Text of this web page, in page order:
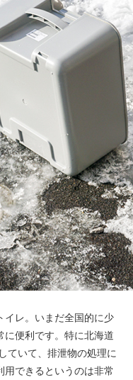
イレ。いまだ全国的に少
便利です。特に北海道
ていて、排泄物の処理に
できるというのは非常